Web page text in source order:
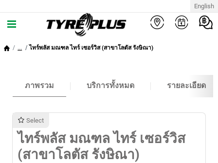
English
... ไทร์พลัส มณฑล ไทร์ เซอร์วิส (สาขาโลตัส รังษิณา)
ภาพรวม บริการทั้งหมด รายละเอียด
Select
ไทร์พลัส มณฑล ไทร์ เซอร์วิส
(สาขาโลตัส รังษิณา)